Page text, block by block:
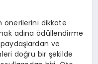
önerilerini dikkate
adına ödüllendirme
ve
doğru bir şekilde